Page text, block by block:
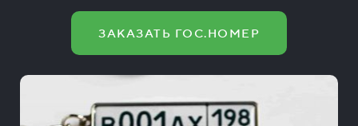
ЗАКАЗАТЬ ГОС.НОМЕР